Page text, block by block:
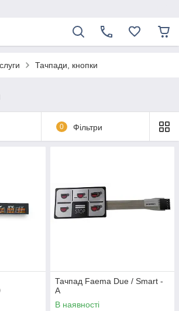
Тачпади, кнопки
0 Фільтри
Тачпад Faema Due / Smart -
A
В наявності